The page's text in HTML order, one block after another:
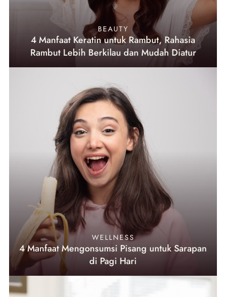
BEAUTY
4 Manfaat Keratin untuk Rambut, Rahasia
Rambut Lebih Berkilau dan Mudah Diatur
WELLNESS
4 Manfaat Mengonsumsi Pisang untuk Sarapan
di Pagi Hari